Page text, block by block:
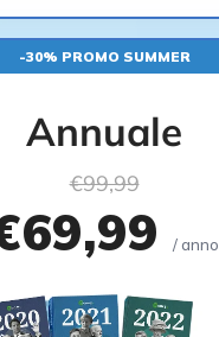
-30% PROMO SUMMER
Annuale
€99,99
/ anno